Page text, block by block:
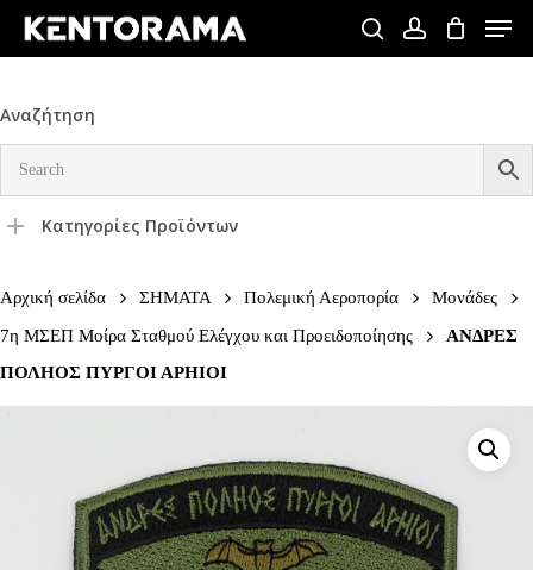
Skip
content
searchaccount
Menu
Αναζήτηση
Κατηγορίες Προϊόντων
Αρχική σελίδα ΣΗΜΑΤΑ Πολεμική Αεροπορία
Μονάδες
7η ΜΣΕΠ Μοίρα Σταθμού Ελέγχου και Προειδοποίησης
ΑΝΔΡΕΣ
ΠΟΛΗΟΣ ΠΥΡΓΟΙ ΑΡΗΙΟΙ